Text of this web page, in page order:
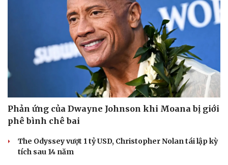
Phản ứng của Dwayne Johnson khi Moana bị giới
phê bình chê bai
The Odyssey vượt 1 tỷ USD, Christopher Nolan tái lập kỳ
tích sau 14 năm